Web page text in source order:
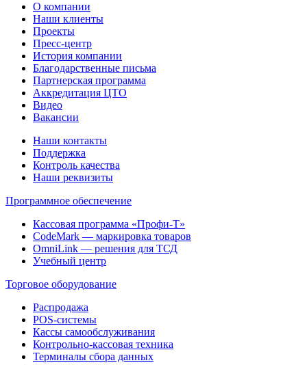
О компании
Наши клиенты
Проекты
Пресс-центр
История компании
Благодарственные письма
Партнерская программа
Аккредитация ЦТО
Видео
Вакансии
Наши контакты
Поддержка
Контроль качества
Наши реквизиты
Программное обеспечение
Кассовая программа «Профи-Т»
CodeMark — маркировка товаров
OmniLink — решения для ТСД
Учебный центр
Торговое оборудование
Распродажа
POS-системы
Кассы самообслуживания
Контрольно-кассовая техника
Терминалы сбора данных